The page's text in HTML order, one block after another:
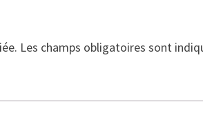
Les champs obligatoires sont